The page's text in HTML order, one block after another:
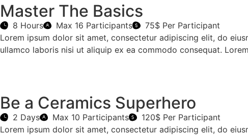
Master The Basics
8 Hours Max 16 Participants
75$ Per Participant
Lorem ipsum dolor sit amet, consectetur adipiscing elit, do
ullamco laboris nisi ut aliquip ex ea commodo consequat.
Be a Ceramics Superhero
2 Days Max 10 Participants
120$ Per Participant
Lorem ipsum dolor sit amet, consectetur adipiscing elit, do